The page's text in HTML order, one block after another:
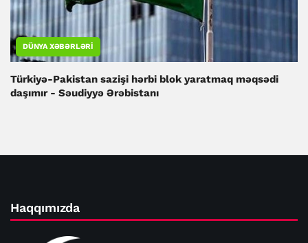
DÜNYA XƏBƏRLƏRI
Türkiyə-Pakistan sazişi hərbi blok yaratmaq məqsədi
daşımır - Səudiyyə Ərəbistanı
Haqqımızda